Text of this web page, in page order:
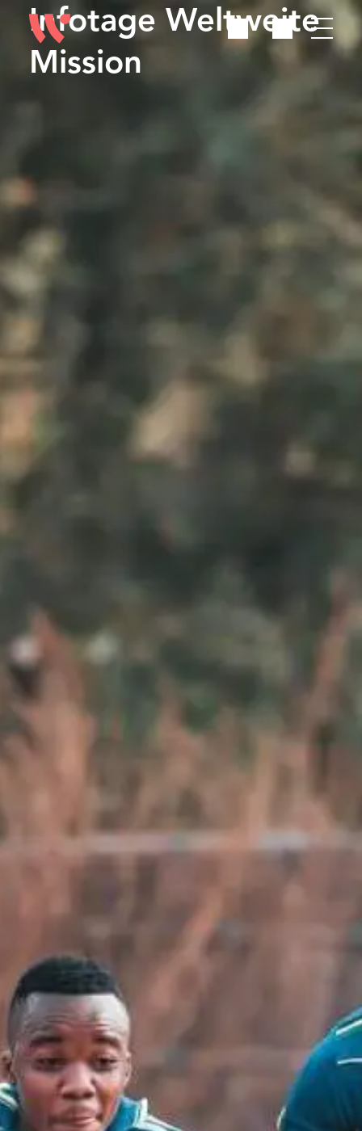
Infotage Weltweite
Mission